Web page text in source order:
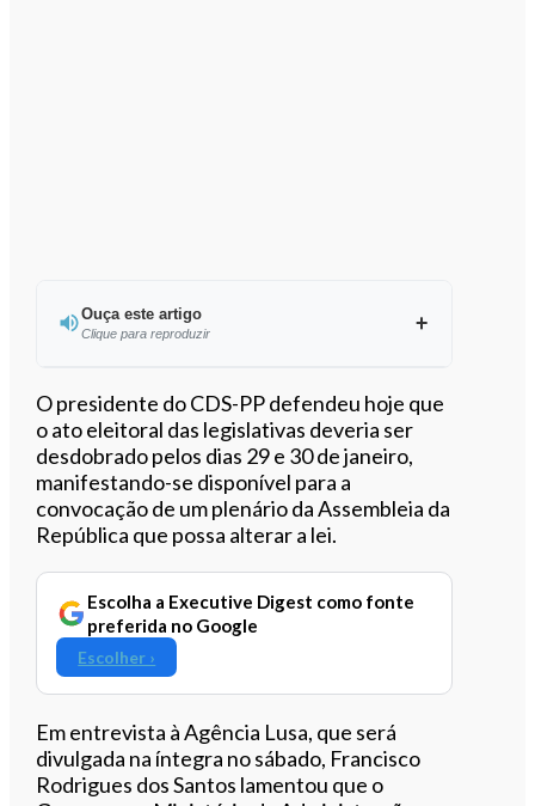
Ouça este artigo
Clique para reproduzir
Ouvir este artigo
O presidente do CDS-PP defendeu hoje que
o ato eleitoral das legislativas deveria ser
desdobrado pelos dias 29 e 30 de janeiro,
manifestando-se disponível para a
convocação de um plenário da Assembleia da
República que possa alterar a lei.
Escolha a Executive Digest como fonte
preferida no Google
Escolher ›
Em entrevista à Agência Lusa, que será
divulgada na íntegra no sábado, Francisco
Rodrigues dos Santos lamentou que o